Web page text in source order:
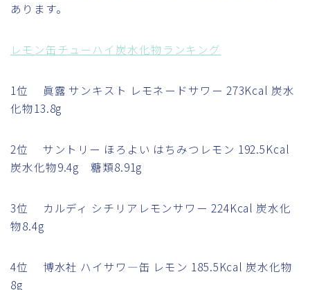
あります。
レモン缶チューハイ炭水化物ランキング
1位 眞露 サンキスト レモネードサワー 273Kcal 炭水
化物13.8g
2位 サントリー ほろよい はちみつレモン 192.5Kcal
炭水化物9.4g 糖類8.91g
3位 カルディ シチリアレモンサワー 224Kcal 炭水化
物8.4g
4位 博水社 ハイサワ―缶 レモン 185.5Kcal 炭水化物
8g